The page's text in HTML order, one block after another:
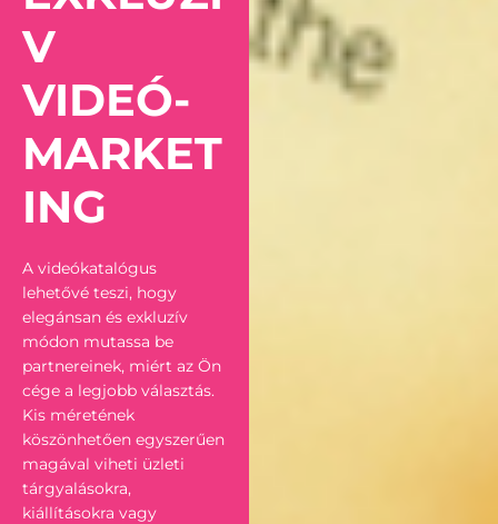
V
VIDEÓ-
MARKET
ING
A videókatalógus
lehetővé teszi, hogy
elegánsan és exkluzív
módon mutassa be
partnereinek, miért az Ön
cége a legjobb választás.
Kis méretének
köszönhetően egyszerűen
magával viheti üzleti
tárgyalásokra,
kiállításokra vagy